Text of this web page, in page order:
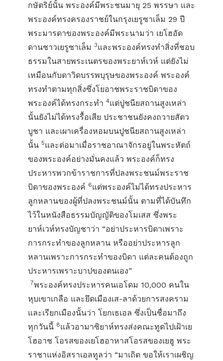
กษัตริย์นั้น พระองค์มีพระชนมายุ 25 พรรษา และ
พระองค์ทรงครองราชย์ในกรุงเยรูซาเล็ม 29 ปี
พระมารดาของพระองค์มีพระนามว่า เยโฮอัด
ดานชาวเยรูซาเล็ม 3และพระองค์ทรงทำสิ่งที่ชอบ
ธรรมในสายพระเนตรของพระยาห์เวห์ แต่ยังไม่
เหมือนกับดาวิดบรรพบุรุษของพระองค์ พระองค์
ทรงทำตามทุกสิ่งซึ่งโยอาชพระราชบิดาของ
พระองค์ได้ทรงกระทำ 4แต่ปูชนียสถานสูงเหล่า
นั้นยังไม่ได้ทรงรื้อเสีย ประชาชนยังคงถวายสัตว
บูชา และเผาเครื่องหอมบนปูชนียสถานสูงเหล่า
นั้น 5และต่อมาเมื่อราชอาณาจักรอยู่ในพระหัตถ์
ของพระองค์อย่างมั่นคงแล้ว พระองค์ก็ทรง
ประหารพวกข้าราชการที่ปลงพระชนม์พระราช
บิดาของพระองค์ 6แต่พระองค์ไม่ได้ทรงประหาร
ลูกหลานของผู้ที่ปลงพระชนม์นั้น ตามที่ได้บันทึก
ไว้ในหนังสือธรรมบัญญัติของโมเสส ซึ่งพระ
ยาห์เวห์ทรงบัญชาว่า “อย่าประหารบิดาเพราะ
การกระทำของลูกหลาน หรืออย่าประหารลูก
หลานเพราะการกระทำของบิดา แต่ละคนต้องถูก
ประหารเพราะบาปของตนเอง”
7พระองค์ทรงประหารคนเอโดม 10,000 คนใน
หุบเขาเกลือ และยึดเมืองเส-ลาด้วยการสงคราม
และเรียกเมืองนั้นว่า โยกเธเอล ซึ่งเป็นชื่อมาถึง
ทุกวันนี้ 8แล้วอามาซิยาห์ทรงส่งคณะทูตไปเฝ้าเย
โฮอาช โอรสของเยโฮอาหาสโอรสของเยฮู พระ
ราชาแห่งอิสราเอลทูลว่า “มาเถิด ขอให้เราเผชิญ